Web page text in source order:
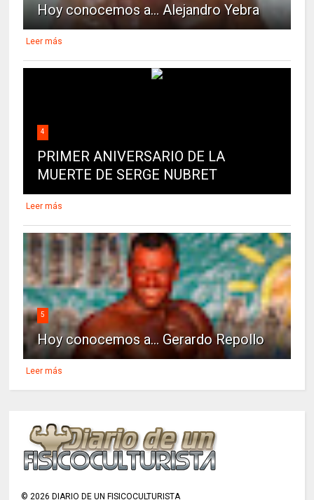
Hoy conocemos a... Alejandro Yebra
Leer más
4
PRIMER ANIVERSARIO DE LA
MUERTE DE SERGE NUBRET
Leer más
5
Hoy conocemos a... Gerardo Repollo
Leer más
© 2026 DIARIO DE UN FISICOCULTURISTA